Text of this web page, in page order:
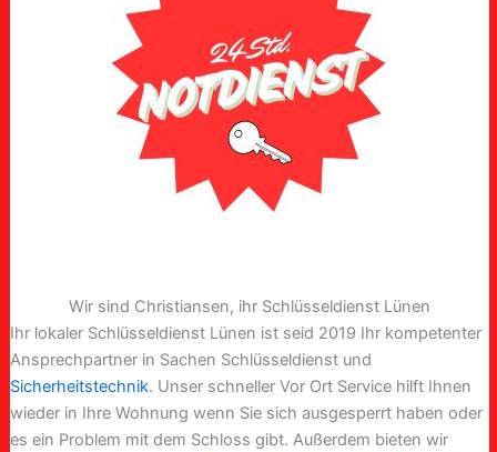
Wir sind Christiansen, ihr Schlüsseldienst Lünen
Ihr lokaler Schlüsseldienst Lünen ist seid 2019 Ihr kompetenter
Ansprechpartner in Sachen Schlüsseldienst und
Sicherheitstechnik. Unser schneller Vor Ort Service hilft Ihnen
wieder in Ihre Wohnung wenn Sie sich ausgesperrt haben oder
es ein Problem mit dem Schloss gibt. Außerdem bieten wir